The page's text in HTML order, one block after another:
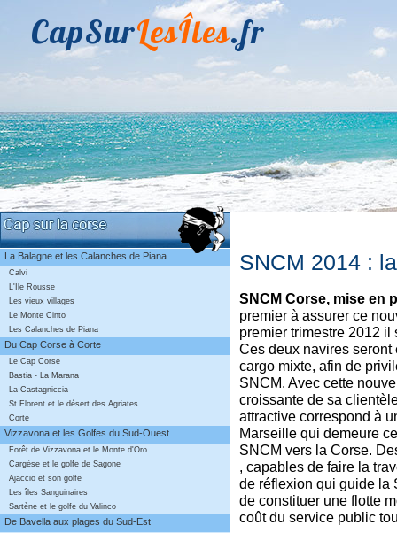
CapSurLesÎles.fr
La Balagne et les Calanches de Piana
Calvi
L'Ile Rousse
Les vieux villages
Le Monte Cinto
Les Calanches de Piana
Du Cap Corse à Corte
Le Cap Corse
Bastia - La Marana
La Castagniccia
St Florent et le désert des Agriates
Corte
Vizzavona et les Golfes du Sud-Ouest
Forêt de Vizzavona et le Monte d'Oro
Cargèse et le golfe de Sagone
Ajaccio et son golfe
Les îles Sanguinaires
Sartène et le golfe du Valinco
De Bavella aux plages du Sud-Est
SNCM 2014 :
SNCM Corse, mise en
premier à assurer ce
premier trimestre 2012
Ces deux navires
cargo mixte, afin de
SNCM. Avec cette
croissante de sa
attractive correspond à
Marseille qui demeure
SNCM vers la Corse.
, capables de faire la
de réflexion qui guide la
de constituer une flotte
coût du service public